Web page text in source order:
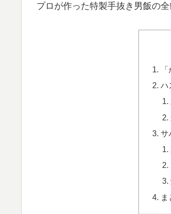
プロが作った特製手抜き男飯の
ハ
サ
ま